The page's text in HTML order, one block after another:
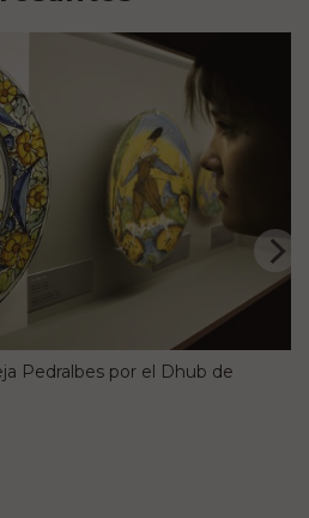
Pedralbes por el Dhub de